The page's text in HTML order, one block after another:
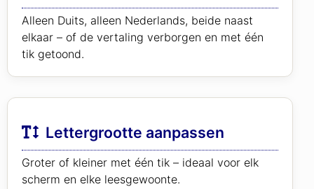
Alleen Duits, alleen Nederlands, beide naast
elkaar – of de vertaling verborgen en met één
tik getoond.
Lettergrootte aanpassen
Groter of kleiner met één tik – ideaal voor elk
scherm en elke leesgewoonte.